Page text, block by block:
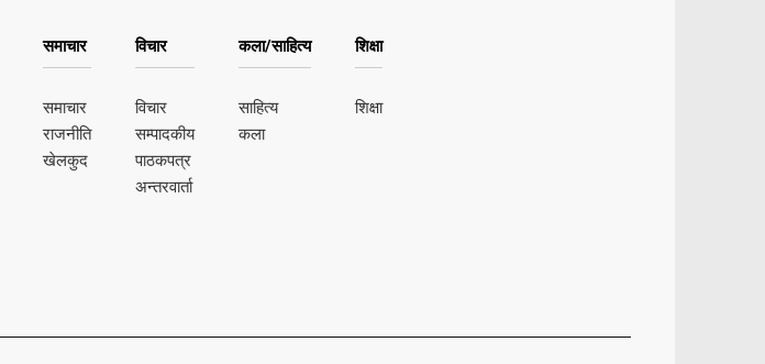
समाचार
समाचार
राजनीति
खेलकुद
विचार
विचार
सम्पादकीय
पाठकपत्र
अन्तरवार्ता
कला/साहित्य
साहित्य
कला
शिक्षा
शिक्षा